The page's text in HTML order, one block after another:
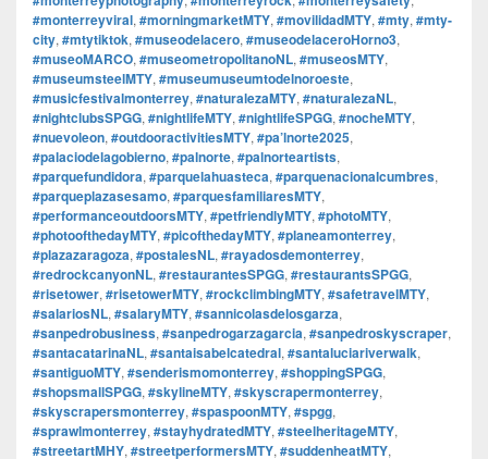
#monterreyviral, #morningmarketMTY, #movilidadMTY, #mty, #mty-
city, #mtytiktok, #museodelacero, #museodelaceroHorno3,
#museoMARCO, #museometropolitanoNL, #museosMTY,
#museumsteelMTY, #museumuseumtodelnoroeste,
#musicfestivalmonterrey, #naturalezaMTY, #naturalezaNL,
#nightclubsSPGG, #nightlifeMTY, #nightlifeSPGG, #nocheMTY,
#nuevoleon, #outdooractivitiesMTY, #pa’lnorte2025,
#palaciodelagobierno, #palnorte, #palnorteartists,
#parquefundidora, #parquelahuasteca, #parquenacionalcumbres,
#parqueplazasesamo, #parquesfamiliaresMTY,
#performanceoutdoorsMTY, #petfriendlyMTY, #photoMTY,
#photoofthedayMTY, #picofthedayMTY, #planeamonterrey,
#plazazaragoza, #postalesNL, #rayadosdemonterrey,
#redrockcanyonNL, #restaurantesSPGG, #restaurantsSPGG,
#risetower, #risetowerMTY, #rockclimbingMTY, #safetravelMTY,
#salariosNL, #salaryMTY, #sannicolasdelosgarza,
#sanpedrobusiness, #sanpedrogarzagarcia, #sanpedroskyscraper,
#santacatarinaNL, #santaisabelcatedral, #santaluciariverwalk,
#santiguoMTY, #senderismomonterrey, #shoppingSPGG,
#shopsmallSPGG, #skylineMTY, #skyscrapermonterrey,
#skyscrapersmonterrey, #spaspoonMTY, #spgg,
#sprawlmonterrey, #stayhydratedMTY, #steelheritageMTY,
#streetartMHY, #streetperformersMTY, #suddenheatMTY,